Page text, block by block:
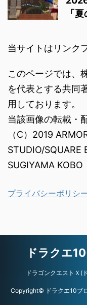
「
当サイトはリンク
このページでは、
を代表とする共同
用しております。
当該画像の転載・
（C）2019
STUDIO/SQUARE
SUGIYAMA KOBO
プライバシーポリシ
ドラクエ
ドラゴンクエストＸ(
Copyright© ドラクエ10ブ